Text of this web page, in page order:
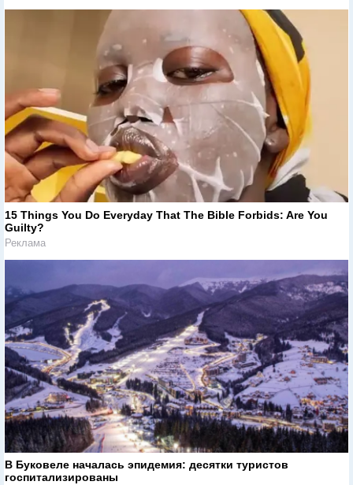
15 Things You Do Everyday That The Bible Forbids: Are You
Guilty?
Реклама
В Буковеле началась эпидемия: десятки туристов
госпитализированы